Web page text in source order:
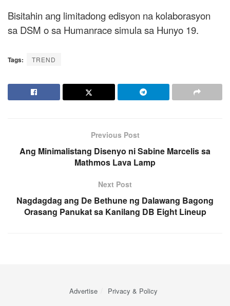
Bisitahin ang limitadong edisyon na kolaborasyon
sa DSM o sa Humanrace simula sa Hunyo 19.
Tags: TREND
Previous Post
Ang Minimalistang Disenyo ni Sabine Marcelis sa
Mathmos Lava Lamp
Next Post
Nagdagdag ang De Bethune ng Dalawang Bagong
Orasang Panukat sa Kanilang DB Eight Lineup
Advertise Privacy & Policy